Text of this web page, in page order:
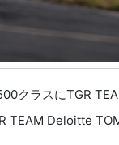
クラスにTGR
TEAM Deloitte